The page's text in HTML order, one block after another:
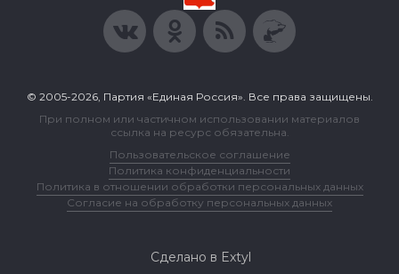
© 2005-2026, Партия «Единая Россия». Все права защищены.
При полном или частичном использовании материалов
ссылка на ресурс обязательна.
Пользовательское соглашение
Политика конфиденциальности
Политика в отношении обработки персональных данных
Согласие на обработку персональных данных
Сделано в Extyl